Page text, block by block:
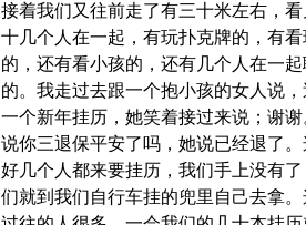
接着我们又往前走了有三十米左右，看
十几个人在一起，有玩扑克牌的，有看
的，还有看小孩的，还有几个人在一起
的。我走过去跟一个抱小孩的女人说，
一个新年挂历，她笑着接过来说；谢谢
说你三退保平安了吗，她说已经退了。
好几个人都来要挂历，我们手上没有了
们就到我们自行车挂的兜里自己去拿。